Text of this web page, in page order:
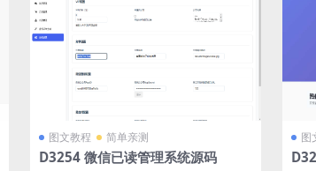
图文教程 简单亲测
D3254 微信已读管理系统源码
图